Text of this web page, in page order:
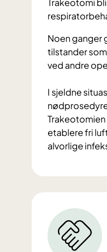
Trakeotomi
Noen ganger
tilstander
ved andre
I sjeldne
etablere fri
alvorlige